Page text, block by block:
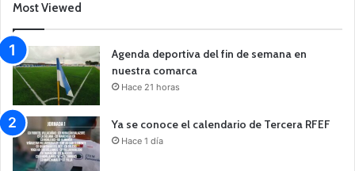
Most Viewed
Agenda deportiva del fin de semana en
nuestra comarca
Hace 21 horas
Ya se conoce el calendario de Tercera RFEF
Hace 1 día